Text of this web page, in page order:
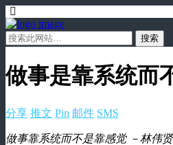
做事是靠系统而
分享 推文 Pin 邮件 SMS
做事靠系统而不是靠感觉 －林伟贤